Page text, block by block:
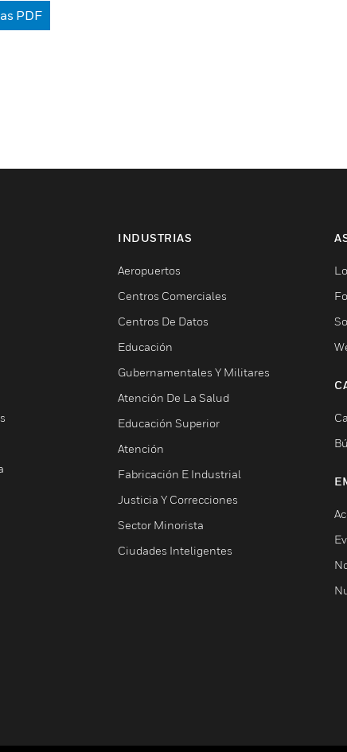
PDF
INDUSTRIAS
Aeropuertos
Centros Comerciales
Centros De Datos
Educación
Gubernamentales Y Militares
Atención De La Salud
Educación Superior
Atención
Fabricación E Industrial
Justicia Y Correcciones
Sector Minorista
Ciudades Inteligentes